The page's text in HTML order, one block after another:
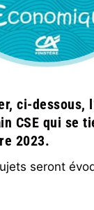
ci-dessous,
CSE qui se
2023.
seront